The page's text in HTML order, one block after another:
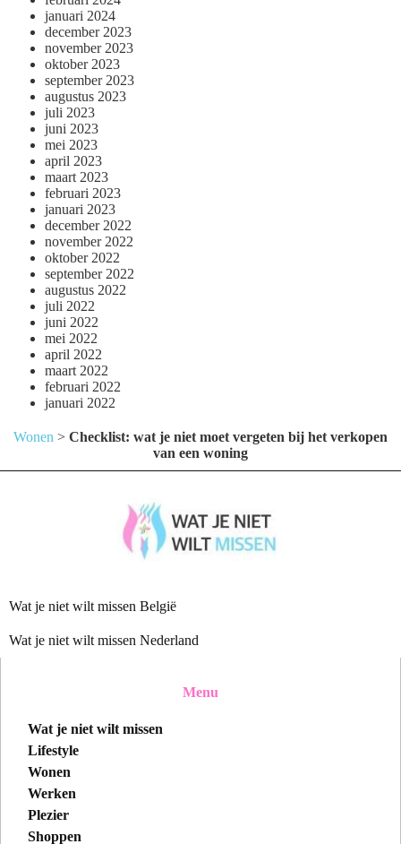
januari 2024
december 2023
november 2023
oktober 2023
september 2023
augustus 2023
juli 2023
juni 2023
mei 2023
april 2023
maart 2023
februari 2023
januari 2023
december 2022
november 2022
oktober 2022
september 2022
augustus 2022
juli 2022
juni 2022
mei 2022
april 2022
maart 2022
februari 2022
januari 2022
Wonen > Checklist: wat je niet moet vergeten bij het verkopen
van een woning
Wat je niet wilt missen België
Wat je niet wilt missen Nederland
Menu
Wat je niet wilt missen
Lifestyle
Wonen
Werken
Plezier
Shoppen